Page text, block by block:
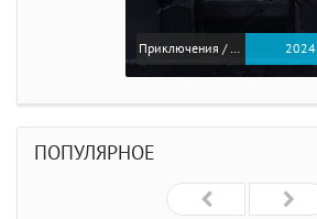
Приключения / Экшен 2024
ПОПУЛЯРНОЕ